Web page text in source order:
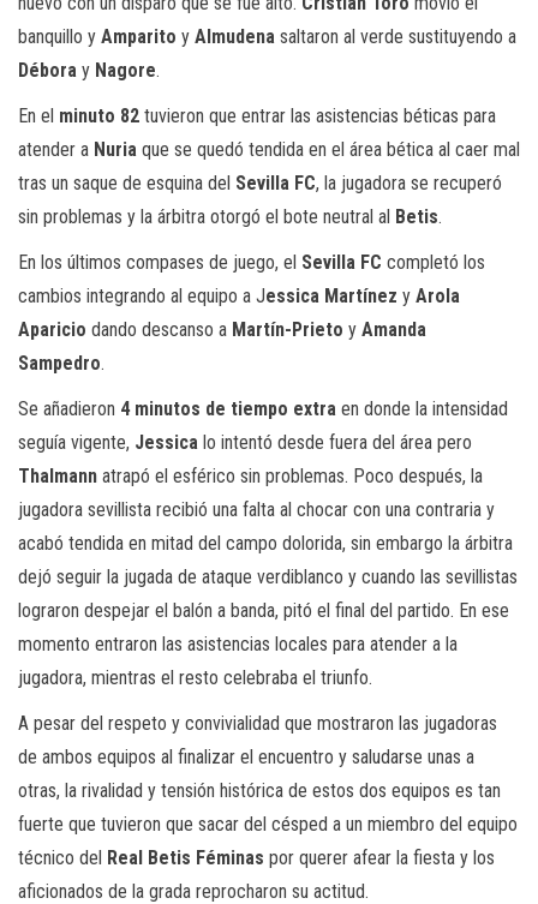
banquillo y Amparito y Almudena saltaron al verde sustituyendo a
Débora y Nagore.
En el minuto 82 tuvieron que entrar las asistencias béticas para
atender a Nuria que se quedó tendida en el área bética al caer mal
tras un saque de esquina del Sevilla FC, la jugadora se recuperó
sin problemas y la árbitra otorgó el bote neutral al Betis.
En los últimos compases de juego, el Sevilla FC completó los
cambios integrando al equipo a Jessica Martínez y Arola
Aparicio dando descanso a Martín-Prieto y Amanda
Sampedro.
Se añadieron 4 minutos de tiempo extra en donde la intensidad
seguía vigente, Jessica lo intentó desde fuera del área pero
Thalmann atrapó el esférico sin problemas. Poco después, la
jugadora sevillista recibió una falta al chocar con una contraria y
acabó tendida en mitad del campo dolorida, sin embargo la árbitra
dejó seguir la jugada de ataque verdiblanco y cuando las sevillistas
lograron despejar el balón a banda, pitó el final del partido. En ese
momento entraron las asistencias locales para atender a la
jugadora, mientras el resto celebraba el triunfo.
A pesar del respeto y convivialidad que mostraron las jugadoras
de ambos equipos al finalizar el encuentro y saludarse unas a
otras, la rivalidad y tensión histórica de estos dos equipos es tan
fuerte que tuvieron que sacar del césped a un miembro del equipo
técnico del Real Betis Féminas por querer afear la fiesta y los
aficionados de la grada reprocharon su actitud.